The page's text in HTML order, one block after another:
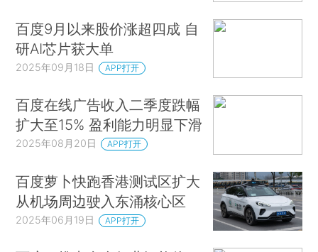
百度9月以来股价涨超四成 自
研AI芯片获大单
2025年09月18日 APP打开
百度在线广告收入二季度跌幅
扩大至15% 盈利能力明显下滑
2025年08月20日 APP打开
百度萝卜快跑香港测试区扩大
从机场周边驶入东涌核心区
2025年06月19日 APP打开